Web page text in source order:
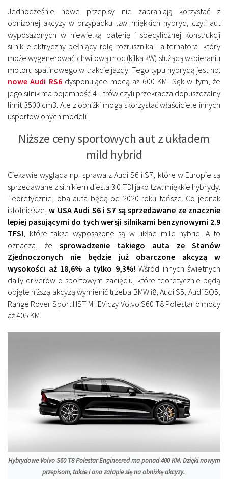
Jednocześnie nowe przepisy nie zabraniają korzystać z
obniżonej akcyzy w przypadku tzw. miękkich hybryd, czyli aut
wyposażonych w niewielką baterię i specyficznej konstrukcji
silnik elektryczny pełniący rolę rozrusznika i alternatora, który
może wygenerować chwilową moc (kilka kW) służącą wspieraniu
motoru spalinowego w trakcie jazdy. Tego typu hybrydą jest np.
nowe Audi RS6dysponujące mocą aż 600 KM! Sęk w tym, że
jego silnik ma pojemność 4-litrów czyli przekracza dopuszczalny
limit 3500 cm3. Ale z obniżki mogą skorzystać właściciele innych
usportowionych modeli.
Niższe ceny sportowych aut z układem
mild hybrid
Ciekawie wygląda np. sprawa z Audi S6 i S7, które w Europie są
sprzedawane z silnikiem diesla 3.0 TDI jako tzw. miękkie hybrydy.
Teoretycznie, oba auta będą od 2020 roku tańsze. Co jednak
istotniejsze, w USA Audi S6 i S7 są sprzedawane ze znacznie
lepiej pasującymi do tych wersji silnikami benzynowymi 2.9
TFSI , które także wyposażone są w układ mild hybrid. A to
oznacza, że sprowadzenie takiego auta ze Stanów
Zjednoczonych nie będzie już obarczone akcyzą w
wysokości aż 18,6% a tylko 9,3%! Wśród innych świetnych
daily driverów o sportowym zacięciu, które teoretycznie będą
objęte niższą akcyzą wymienić trzeba BMW i8, Audi S5, Audi SQ5,
Range Rover Sport HST MHEV czy Volvo S60 T8 Polestar o mocy
aż 405 KM.
Hybrydowe Volvo S60 T8 Polestar Engineered ma ponad 400 KM. Dzięki nowym
przepisom, także i ono załapie się na obniżkę akcyzy.